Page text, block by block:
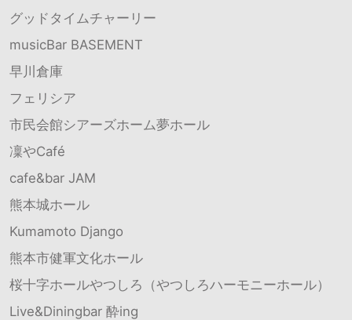
グッドタイムチャーリー
musicBar BASEMENT
早川倉庫
フェリシア
市民会館シアーズホーム夢ホール
凜やCafé
cafe&bar JAM
熊本城ホール
Kumamoto Django
熊本市健軍文化ホール
桜十字ホールやつしろ（やつしろハーモニーホール）
Live&Diningbar 酔ing